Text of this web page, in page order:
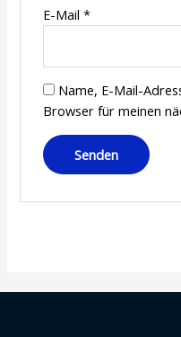
E-Mail *
Name, E-Mail-
Browser für meinen